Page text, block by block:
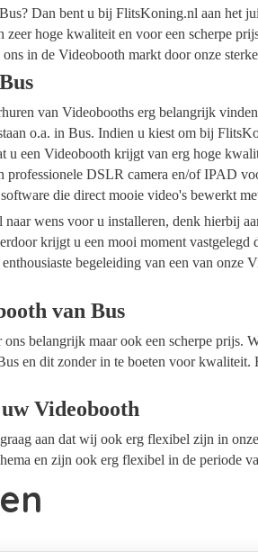
Dan bent u bij FlitsKoning.nl aan het
zeer hoge kwaliteit en voor een scherpe
in de Videobooth markt door onze
van Videobooths erg belangrijk
o.a. in Bus. Indien u kiest om bij
u een Videobooth krijgt van erg hoge
professionele DSLR camera en/of IPAD
die direct mooie video's bewerkt
wens voor u installeren, denk hierbij
krijgt u een mooi moment vastgelegd
begeleiding van een van onze
van Bus
belangrijk maar ook een scherpe prijs.
en dit zonder in te boeten voor
Videobooth
aan dat wij ook erg flexibel zijn in
en zijn ook erg flexibel in de periode